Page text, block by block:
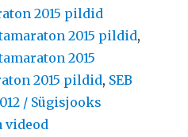
2015 pildid
2015 pildid,
2015
2015 pildid, SEB
/ Sügisjooks
videod